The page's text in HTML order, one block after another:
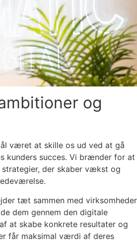
og
været at skille os ud ved at gå
kunders succes. Vi brænder for at
der skaber vækst og
tæt sammen med virksomheder
dem gennem den digitale
at skabe konkrete resultater og
får maksimal værdi af deres